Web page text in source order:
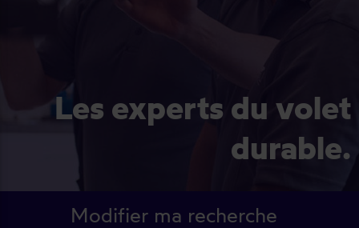
Les experts du volet
durable.
Modifier ma recherche